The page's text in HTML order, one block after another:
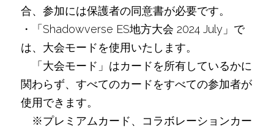
合、参加には保護者の同意書が必要です。
・「Shadowverse ES地方大会 2024 July」で
は、大会モードを使用いたします。
「大会モード」はカードを所有しているかに
関わらず、すべてのカードをすべての参加者が
使用できます。
※プレミアムカード、コラボレーションカー